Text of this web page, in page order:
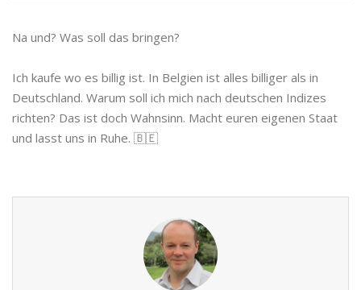
Na und? Was soll das bringen?
Ich kaufe wo es billig ist. In Belgien ist alles billiger als in
Deutschland. Warum soll ich mich nach deutschen Indizes
richten? Das ist doch Wahnsinn. Macht euren eigenen Staat
und lasst uns in Ruhe. 🇧🇪